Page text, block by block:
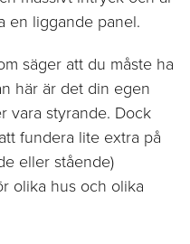
en liggande panel.
säger att du måste ha
här är det din egen
vara styrande. Dock
fundera lite extra på
eller stående)
olika hus och olika